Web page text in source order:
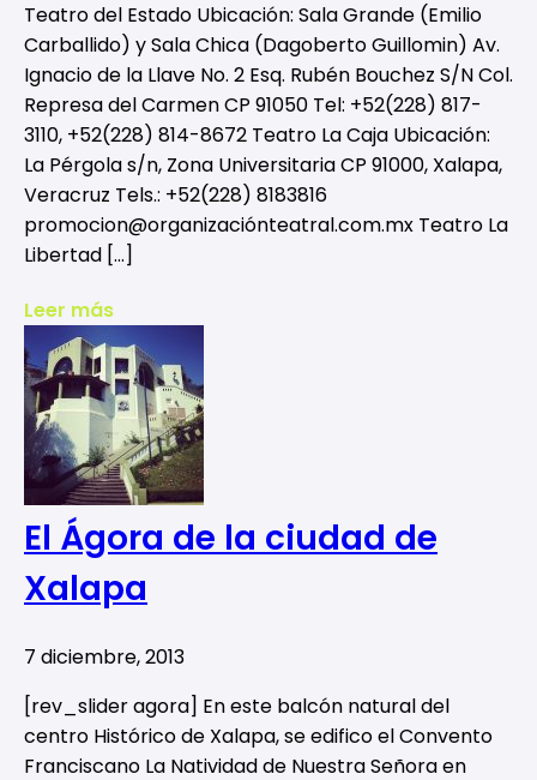
Teatro del Estado Ubicación: Sala Grande (Emilio
Carballido) y Sala Chica (Dagoberto Guillomin) Av.
Ignacio de la Llave No. 2 Esq. Rubén Bouchez S/N Col.
Represa del Carmen CP 91050 Tel: +52(228) 817-
3110, +52(228) 814-8672 Teatro La Caja Ubicación:
La Pérgola s/n, Zona Universitaria CP 91000, Xalapa,
Veracruz Tels.: +52(228) 8183816
promocion@organizaciónteatral.com.mx Teatro La
Libertad […]
Leer más
El Ágora de la ciudad de
Xalapa
7 diciembre, 2013
[rev_slider agora] En este balcón natural del
centro Histórico de Xalapa, se edifico el Convento
Franciscano La Natividad de Nuestra Señora en